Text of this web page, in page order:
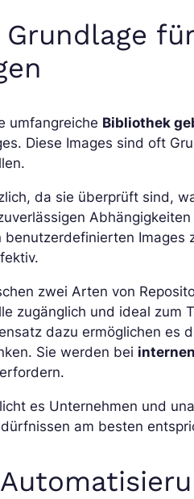
Grundlage
umfangreiche Bibliothek
Diese Images sind oft
da sie überprüft sind,
benutzerdefinierten
zwei Arten von
zugänglich und ideal zum
dazu ermöglichen es
Sie werden bei
es Unternehmen und
am besten